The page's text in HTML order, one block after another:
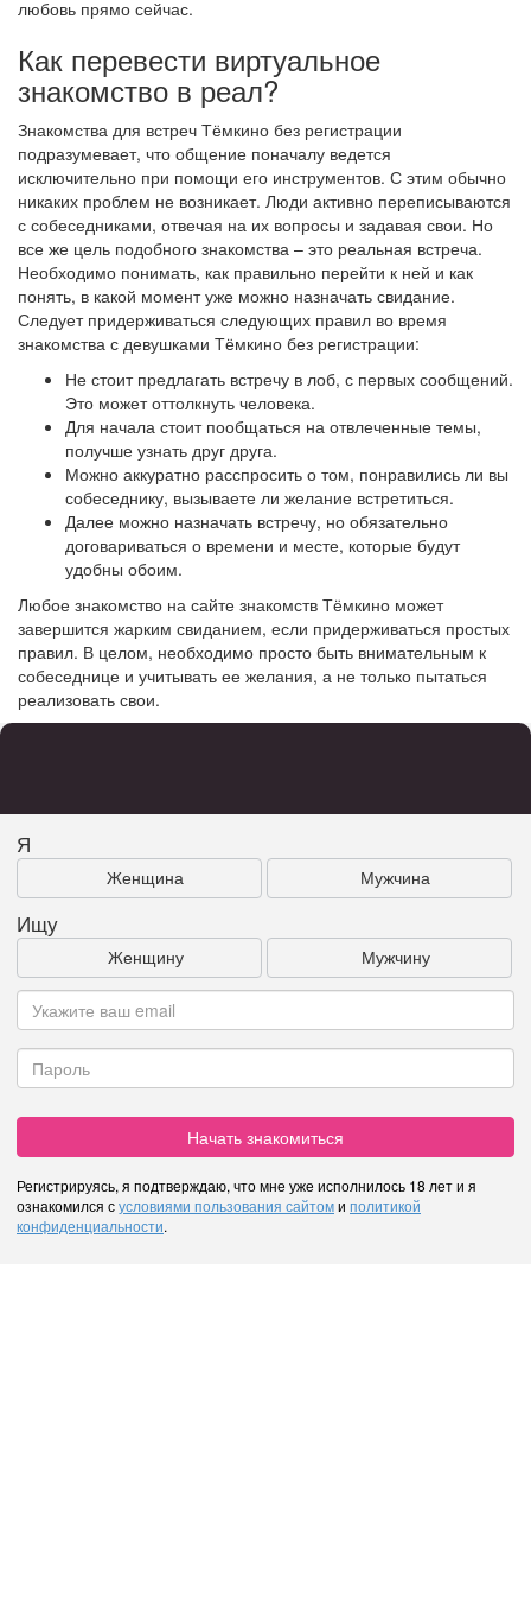
любовь прямо сейчас.
Как перевести виртуальное
знакомство в реал?
Знакомства для встреч Тёмкино без регистрации
подразумевает, что общение поначалу ведется
исключительно при помощи его инструментов. С этим обычно
никаких проблем не возникает. Люди активно переписываются
с собеседниками, отвечая на их вопросы и задавая свои. Но
все же цель подобного знакомства – это реальная встреча.
Необходимо понимать, как правильно перейти к ней и как
понять, в какой момент уже можно назначать свидание.
Следует придерживаться следующих правил во время
знакомства с девушками Тёмкино без регистрации:
Не стоит предлагать встречу в лоб, с первых сообщений.
Это может оттолкнуть человека.
Для начала стоит пообщаться на отвлеченные темы,
получше узнать друг друга.
Можно аккуратно расспросить о том, понравились ли вы
собеседнику, вызываете ли желание встретиться.
Далее можно назначать встречу, но обязательно
договариваться о времени и месте, которые будут
удобны обоим.
Любое знакомство на сайте знакомств Тёмкино может
завершится жарким свиданием, если придерживаться простых
правил. В целом, необходимо просто быть внимательным к
собеседнице и учитывать ее желания, а не только пытаться
реализовать свои.
Я
Женщина Мужчина
Ищу
Женщину Мужчину
Начать знакомиться
Регистрируясь, я подтверждаю, что мне уже исполнилось 18 лет и я
ознакомился сусловиями пользования сайтоми политикой
конфиденциальности.